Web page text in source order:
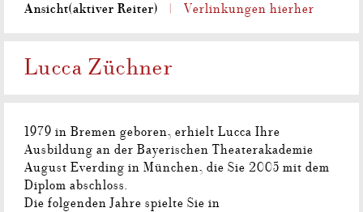
Ansicht(aktiver Reiter) Verlinkungen hierher
Lucca Züchner
1979 in Bremen geboren, erhielt Lucca Ihre
Ausbildung an der Bayerischen Theaterakademie
August Everding in München, die Sie 2005 mit dem
Diplom abschloss.
Die folgenden Jahre spielte Sie in